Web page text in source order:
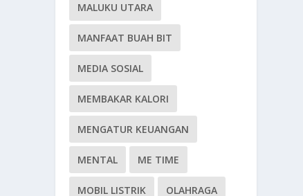
MALUKU UTARA
MANFAAT BUAH BIT
MEDIA SOSIAL
MEMBAKAR KALORI
MENGATUR KEUANGAN
MENTAL ME TIME
MOBIL LISTRIK OLAHRAGA